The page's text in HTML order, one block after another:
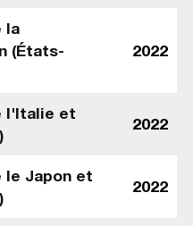
la
(États-
2022
l'Italie et
2022
le Japon et
2022